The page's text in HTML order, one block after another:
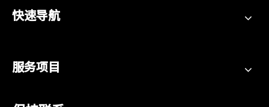
快速导航
服务项目